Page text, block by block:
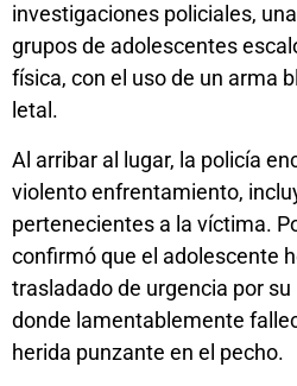
investigaciones policiales,
grupos de adolescentes
física, con el uso de un arma
letal.
Al arribar al lugar, la policía
violento enfrentamiento,
pertenecientes a la víctima.
confirmó que el adolescente
trasladado de urgencia por
donde lamentablemente
herida punzante en el pecho.